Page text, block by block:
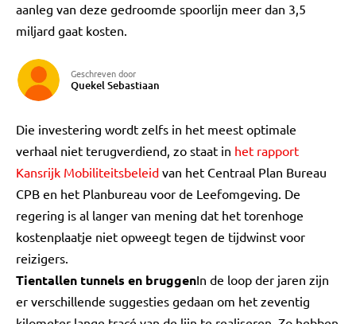
aanleg van deze gedroomde spoorlijn meer dan 3,5
miljard gaat kosten.
Geschreven door
Quekel Sebastiaan
Die investering wordt zelfs in het meest optimale
verhaal niet terugverdiend, zo staat in het rapport
Kansrijk Mobiliteitsbeleid van het Centraal Plan Bureau
CPB en het Planbureau voor de Leefomgeving. De
regering is al langer van mening dat het torenhoge
kostenplaatje niet opweegt tegen de tijdwinst voor
reizigers.
Tientallen tunnels en bruggenIn de loop der jaren zijn
er verschillende suggesties gedaan om het zeventig